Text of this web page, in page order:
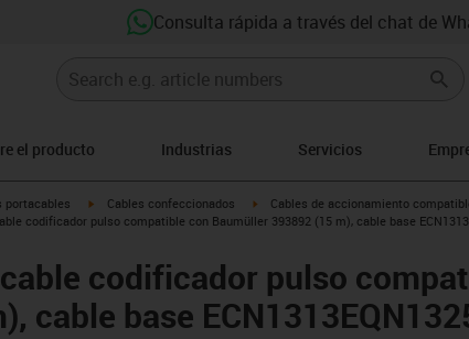
Consulta rápida a través del chat de
el producto Industrias Servicios
portacables igus-icon-arrow-right
Cables confeccionados igus-icon-arrow-right
Cables de accionamiento
codificador pulso compatible con Baumüller 393892 (15 m), cable base
codificador pulso
cable base